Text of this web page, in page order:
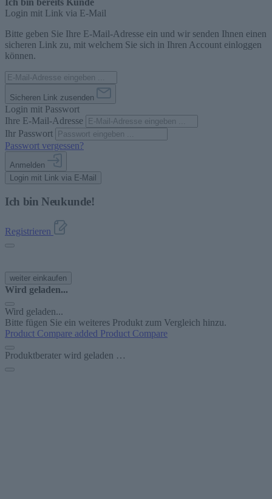
Login mit Link via E-Mail
Bitte geben Sie Ihre E-Mail-Adresse ein und wir senden Ihnen einen
sicheren Link zu, mit welchem Sie sich in Ihren Account einloggen
können.
Sicheren Link zusenden
Login mit Passwort
Ihre E-Mail-Adresse
Ihr Passwort
Passwort vergessen?
Anmelden
Login mit Link via E-Mail
Ich bin Neukunde!
Registrieren
weiter einkaufen
Wird geladen...
Wird geladen...
Bitte fügen Sie ein weiteres Produkt zum Vergleich hinzu.
Product Compare added Product Compare
Produktberater wird geladen …